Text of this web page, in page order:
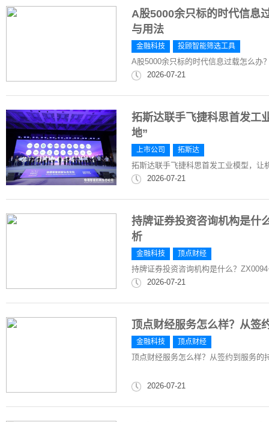
A股5000余只标的时代信息
与用法
金融科技 投顾智能筛选工具
A股5000余只标的时代信息过载怎么办
2026-07-21
拓斯达联手飞捷科思首发工
地”
上市公司 拓斯达
拓斯达联手飞捷科思首发工业模型，让
2026-07-21
持牌证券投资咨询机构是什
析
金融科技 顶点财经
持牌证券投资咨询机构是什么？
2026-07-21
顶点财经服务怎么样？从签
金融科技 顶点财经
顶点财经服务怎么样？从签约到服务的
2026-07-21